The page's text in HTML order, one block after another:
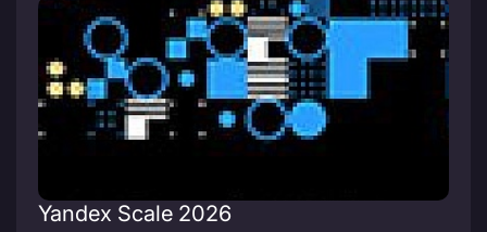
Yandex Scale 2026